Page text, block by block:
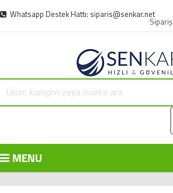
Whatsapp Destek Hattı: siparis@senkar.net
MENU